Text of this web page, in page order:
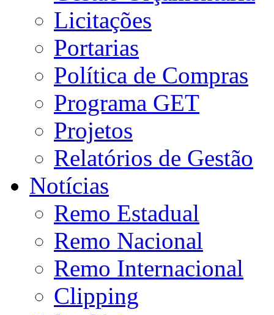
Licitações
Portarias
Política de Compras
Programa GET
Projetos
Relatórios de Gestão
Notícias
Remo Estadual
Remo Nacional
Remo Internacional
Clipping